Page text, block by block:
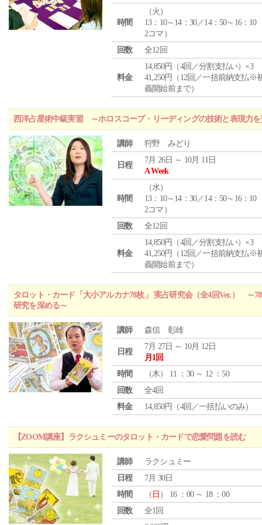
時間
（火 ）
13：10～14：30／14：50～16：10
2コマ）
回数
全12回
料金
14,850円（4回／分割支払い）×3
41,250円（12回／一括前納支払※
義開始前まで）
西洋占星術中級実習 ～ホロスコープ・リーディングの技術と表現力
講師 狩野 みどり
日程
7月 26日 ～ 10月 11日
A Week
時間
（水）
13：10～14：30／14：50～16：10
2コマ）
回数
全12回
料金
14,850円（4回／分割支払い）×3
41,250円（12回／一括前納支払※
義開始前まで）
タロット・カード「大小アルカナ78枚」 実占研究会（全4回Ver.） ～
研究を深める～
講師 森信 彰雄
日程
7月 27日 ～ 10月 12日
月1回
時間
（木） 11 ：30 ～ 12 ：50
回数
全4回
料金
14,850円（4回／一括払いのみ）
【ZOOM講座】ラクシュミーのタロット・カードで恋愛問題を読む
講師
ラクシュミー
日程
7月 30日
時間
（ 日 ） 16 ：00 ～ 18 ：00
回数
全1回